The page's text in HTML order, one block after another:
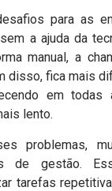
para as
a ajuda da
manual, a
disso, fica mais
em
lento.
problemas,
de gestão.
tarefas